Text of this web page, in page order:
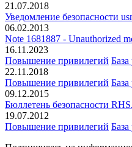
21.07.2018
Уведомление безопасности
06.02.2013
Note 1681887 - Unauthorized
16.11.2023
Повышение привилегий База
22.11.2018
Повышение привилегий База
09.12.2015
Бюллетень безопасности
19.07.2012
Повышение привилегий База